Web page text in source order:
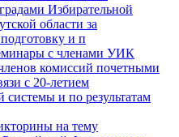
Избирательной
области за
и п
с членами УИК
комиссий почетными
с 20-летием
системы и по результатам
на тему